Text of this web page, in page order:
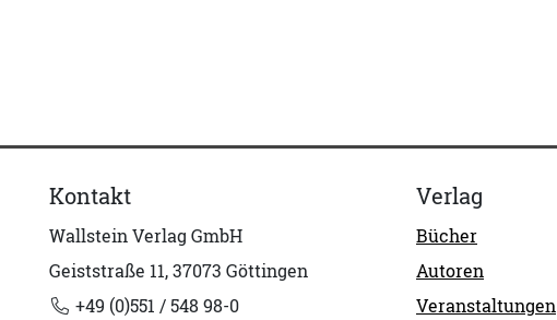
Kontakt
Wallstein Verlag GmbH
Geiststraße 11, 37073 Göttingen
+49 (0)551 / 548 98-0
Verlag
Bücher
Autoren
Veranstaltungen